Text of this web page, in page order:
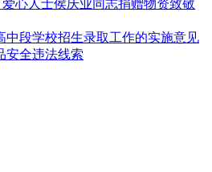
爱心人士侯庆业同志捐赠物资致敬
中段学校招生录取工作的实施意见
安全违法线索